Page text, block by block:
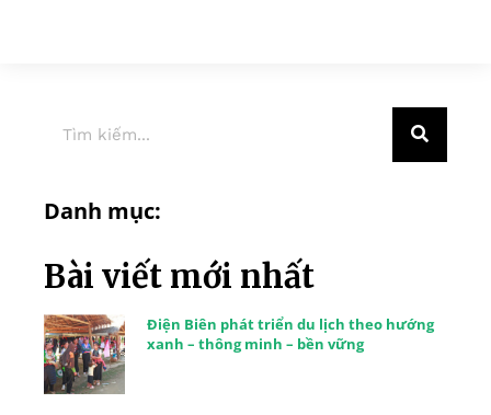
Danh mục:
Bài viết mới nhất
Điện Biên phát triển du lịch theo hướng
xanh – thông minh – bền vững